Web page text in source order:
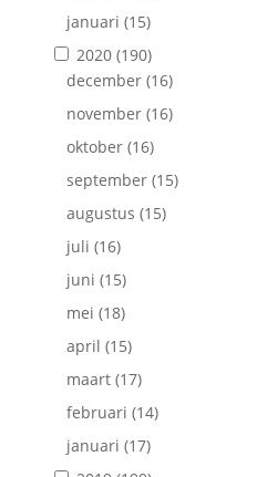
januari (15)
2020(190)
december(16)
november(16)
oktober(16)
september(15)
augustus (15)
juli (16)
juni (15)
mei (18)
april (15)
maart(17)
februari (14)
januari (17)